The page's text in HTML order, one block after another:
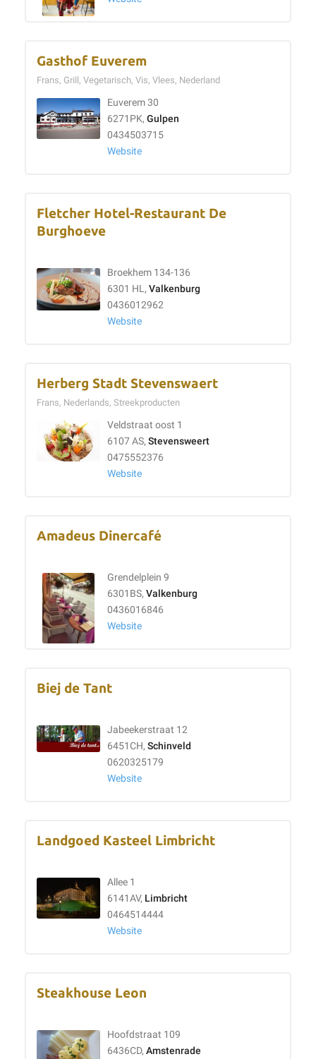
Gasthof Euverem
Frans, Grill, Vegetarisch, Vis, Vlees, Nederland
Euverem 30
6271PK, Gulpen
0434503715
Website
Fletcher Hotel-Restaurant De
Burghoeve
Broekhem 134-136
6301 HL, Valkenburg
0436012962
Website
Herberg Stadt Stevenswaert
Frans, Nederlands, Streekproducten
Veldstraat oost 1
6107 AS, Stevensweert
0475552376
Website
Amadeus Dinercafé
Grendelplein 9
6301BS, Valkenburg
0436016846
Website
Biej de Tant
Jabeekerstraat 12
6451CH, Schinveld
0620325179
Website
Landgoed Kasteel Limbricht
Allee 1
6141AV, Limbricht
0464514444
Website
Steakhouse Leon
Hoofdstraat 109
6436CD, Amstenrade